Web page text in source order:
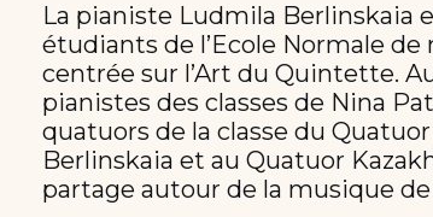
La pianiste Ludmila Berlinskaia
étudiants de l’Ecole Normale
centrée sur l’Art du Quintette.
pianistes des classes de Nina
quatuors de la classe du
Berlinskaia et au Quatuor
partage autour de la musique